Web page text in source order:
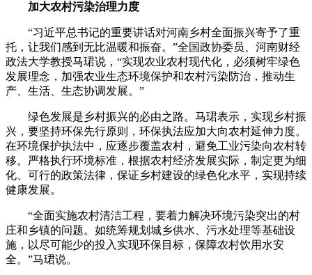
加大农村污染治理力度
“习近平总书记的重要讲话对河南乡村全面振兴寄予了重
托，让我们感到无比温暖和振奋。”全国政协委员、河南财经
政法大学教授马珺说，“实现农业农村现代化，必须树牢绿色
发展理念，加强农业生态环境保护和农村污染防治，推动生
产、生活、生态协调发展。”
绿色发展是乡村振兴的必由之路。马珺表示，实现乡村振
兴，要坚持环保先行原则，环保执法应加大向农村延伸力度。
在环境保护执法中，应逐步覆盖农村，避免工业污染向农村转
移。严格执行环境标准，根据农村经济发展实际，制定更为细
化、可行的政策法律，保证乡村建设的绿色化水平，实现持续
健康发展。
“全面实施农村清洁工程，要着力解决环境污染突出的村
庄和乡镇的问题。如统筹规划城乡供水、污水处理等基础设
施，以尽可能少的投入实现环保目标，保障农村饮用水安
全。”马珺说。